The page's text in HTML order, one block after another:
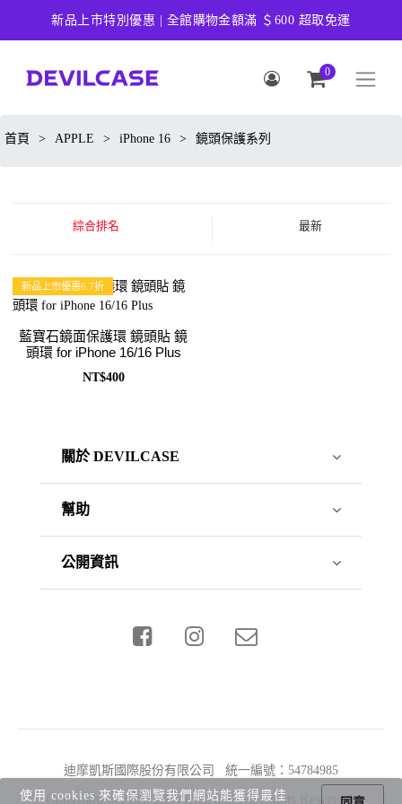
新品上市特別優惠 | 全館購物金額滿 ＄600 超取免運
0
首頁 > APPLE > iPhone 16 > 鏡頭保護系列
綜合排名 最新
新品上市優惠6.7折
藍寶石鏡面保護環 鏡頭貼 鏡
頭環 for iPhone 16/16 Plus
NT$400
關於 DEVILCASE
幫助
公開資訊
迪摩凱斯國際股份有限公司 統一編號：54784985
Copyright © 2026 DEVILCASE All Rights Reserved.
使用 cookies 來確保瀏覽我們網站能獲得最佳